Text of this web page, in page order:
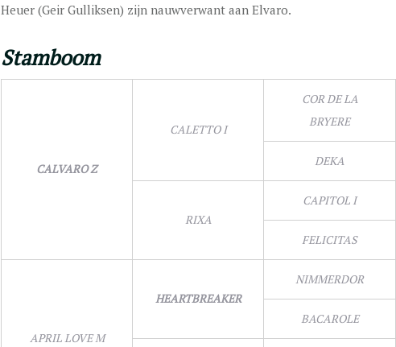
Heuer (Geir Gulliksen) zijn nauwverwant aan Elvaro.
Stamboom
CALVARO Z
CALETTO I
COR DE LA
BRYERE
DEKA
RIXA
CAPITOL I
FELICITAS
APRIL LOVE M
HEARTBREAKER
NIMMERDOR
BACAROLE